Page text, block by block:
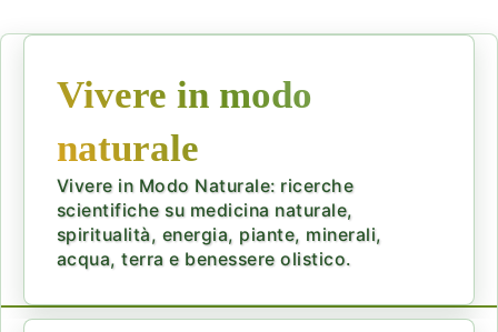
Vivere in modo
naturale
Vivere in Modo Naturale: ricerche
scientifiche su medicina naturale,
spiritualità, energia, piante, minerali,
acqua, terra e benessere olistico.